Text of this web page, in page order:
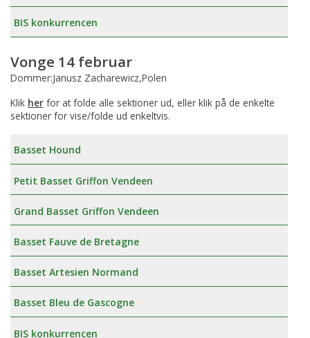
BIS konkurrencen
Vonge 14 februar
Dommer:Janusz Zacharewicz,Polen
Klik her for at folde alle sektioner ud, eller klik på de enkelte
sektioner for vise/folde ud enkeltvis.
Basset Hound
Petit Basset Griffon Vendeen
Grand Basset Griffon Vendeen
Basset Fauve de Bretagne
Basset Artesien Normand
Basset Bleu de Gascogne
BIS konkurrencen